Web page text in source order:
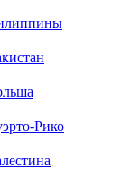
Рико